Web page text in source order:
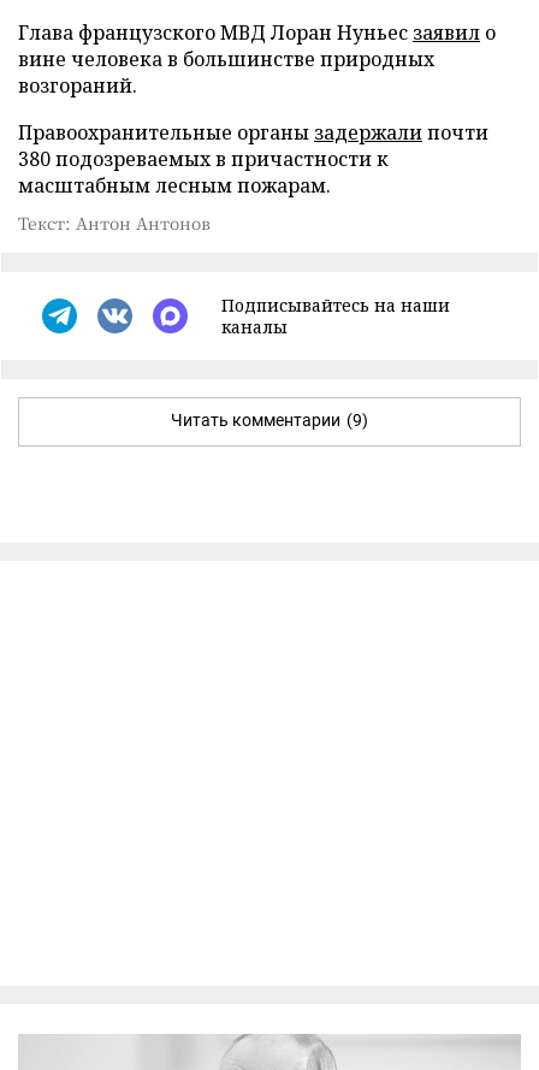
Глава французского МВД Лоран Нуньес заявил о
вине человека в большинстве природных
возгораний.
Правоохранительные органы задержалипочти
380 подозреваемых в причастности к
масштабным лесным пожарам.
Текст: Антон Антонов
Подписывайтесь на наши
каналы
Читать комментарии (9)